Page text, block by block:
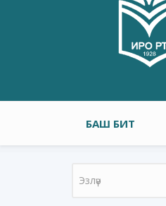
Төп меню
БАШ БИТ
Search form